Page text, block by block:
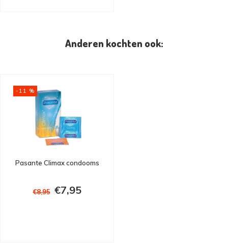
Anderen kochten ook:
-11 %
Pasante Climax condooms
€8,95 €7,95